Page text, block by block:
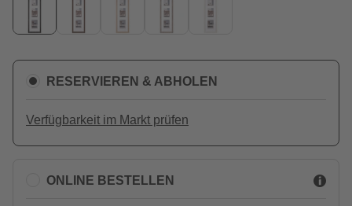
RESERVIEREN & ABHOLEN
Verfügbarkeit im Markt prüfen
ONLINE BESTELLEN